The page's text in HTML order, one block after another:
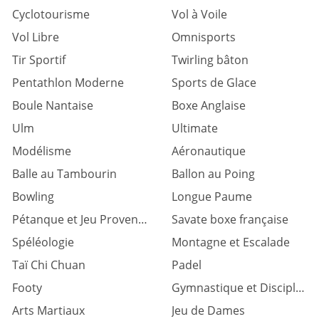
Cyclotourisme
Vol à Voile
Vol Libre
Omnisports
Tir Sportif
Twirling bâton
Pentathlon Moderne
Sports de Glace
Boule Nantaise
Boxe Anglaise
Ulm
Ultimate
Modélisme
Aéronautique
Balle au Tambourin
Ballon au Poing
Bowling
Longue Paume
Pétanque et Jeu Provençal
Savate boxe française
Spéléologie
Montagne et Escalade
Taï Chi Chuan
Padel
Footy
Gymnastique et Discipl. associées
Arts Martiaux
Jeu de Dames